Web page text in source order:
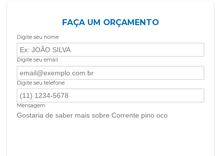
FAÇA UM ORÇAMENTO
Digite seu nome
Digite seu email
Digite seu telefone
Mensagem